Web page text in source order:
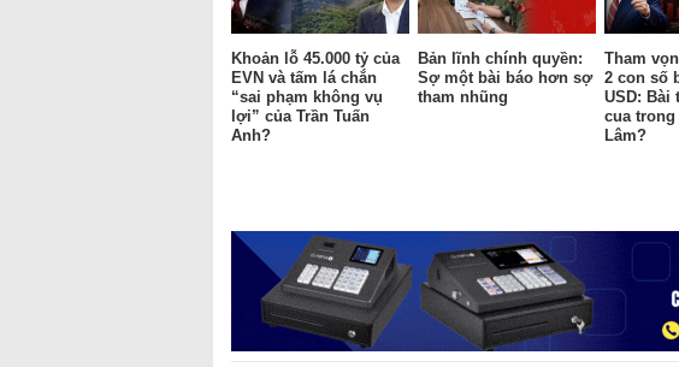
Khoản lỗ 45.000 tỷ của
EVN và tấm lá chắn
“sai phạm không vụ
lợi” của Trần Tuấn
Anh?
Bản lĩnh chính quyền:
Sợ một bài báo hơn sợ
tham nhũng
Tham
2 con số
USD: Bài
cua
Lâm?